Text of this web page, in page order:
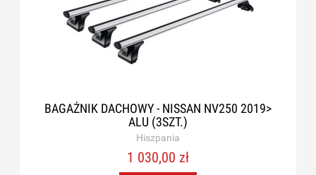
BAGAŻNIK DACHOWY - NISSAN NV250 2019>
ALU (3SZT.)
Hiszpania
1 030,00 zł